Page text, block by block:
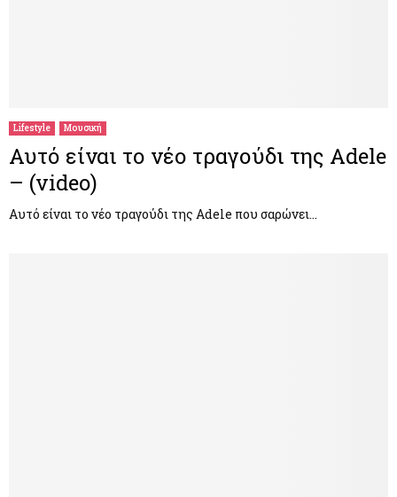
Lifestyle Μουσική
Αυτό είναι το νέο τραγούδι της Adele
– (video)
Αυτό είναι το νέο τραγούδι της Adele που σαρώνει…